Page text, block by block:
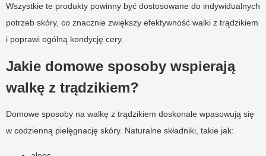
Wszystkie te produkty powinny być dostosowane do indywidualnych
potrzeb skóry, co znacznie zwiększy efektywność walki z trądzikiem
i poprawi ogólną kondycję cery.
Jakie domowe sposoby wspierają
walkę z trądzikiem?
Domowe sposoby na walkę z trądzikiem doskonale wpasowują się
w codzienną pielęgnację skóry. Naturalne składniki, takie jak: